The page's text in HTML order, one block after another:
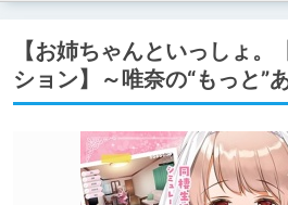
【お姉ちゃんといっしょ。
ション】～唯奈の“もっと”